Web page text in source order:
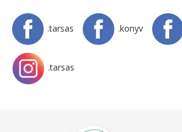
.tarsas .konyv
.tarsas